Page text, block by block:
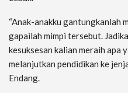
“Anak-anakku gantungkanlah
gapailah mimpi tersebut.
kesuksesan kalian meraih apa
melanjutkan pendidikan ke
Endang.